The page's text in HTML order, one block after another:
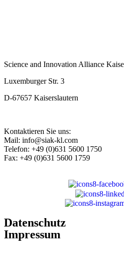
Science and Innovation Alliance
Luxemburger Str. 3
D-67657 Kaiserslautern
Kontaktieren Sie uns:
Mail: info@siak-kl.com
Telefon: +49 (0)631 5600 1750
Fax: +49 (0)631 5600 1759
Datenschutz
Impressum